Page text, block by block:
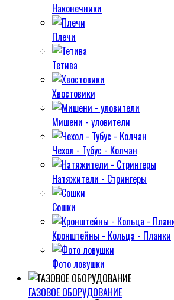
Наконечники
Плечи
Тетива
Хвостовики
Мишени - уловители
Чехол - Тубус - Колчан
Натяжители - Стрингеры
Сошки
Кронштейны - Кольца - Планки
Фото ловушки
ГАЗОВОЕ ОБОРУДОВАНИЕ